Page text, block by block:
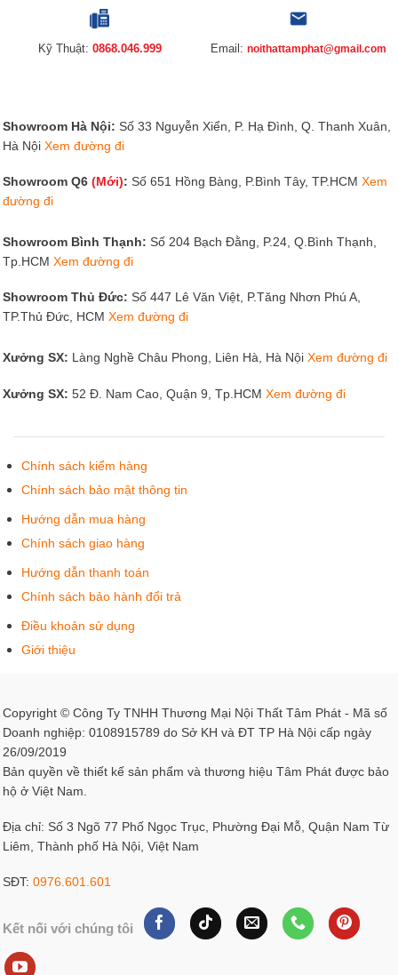
Kỹ Thuật: 0868.046.999 Email: noithattamphat@gmail.com
Showroom Hà Nội: Số 33 Nguyễn Xiển, P. Hạ Đình, Q. Thanh Xuân,
Hà Nội Xem đường đi
Showroom Q6 (Mới): Số 651 Hồng Bàng, P.Bình Tây, TP.HCM Xem
đường đi
Showroom Bình Thạnh: Số 204 Bạch Đằng, P.24, Q.Bình Thạnh,
Tp.HCM Xem đường đi
Showroom Thủ Đức: Số 447 Lê Văn Việt, P.Tăng Nhơn Phú A,
TP.Thủ Đức, HCM Xem đường đi
Xưởng SX: Làng Nghề Châu Phong, Liên Hà, Hà Nội Xem đường đi
Xưởng SX: 52 Đ. Nam Cao, Quận 9, Tp.HCM Xem đường đi
Chính sách kiểm hàng
Chính sách bảo mật thông tin
Hướng dẫn mua hàng
Chính sách giao hàng
Hướng dẫn thanh toán
Chính sách bảo hành đổi trả
Điều khoản sử dụng
Giới thiệu
Copyright © Công Ty TNHH Thương Mại Nội Thất Tâm Phát - Mã số
Doanh nghiệp: 0108915789 do Sở KH và ĐT TP Hà Nội cấp ngày
26/09/2019
Bản quyền về thiết kế sản phẩm và thương hiệu Tâm Phát được bảo
hộ ở Việt Nam.
Địa chỉ: Số 3 Ngõ 77 Phố Ngọc Trục, Phường Đại Mỗ, Quận Nam Từ
Liêm, Thành phố Hà Nội, Việt Nam
SĐT: 0976.601.601
Kết nối với chúng tôi